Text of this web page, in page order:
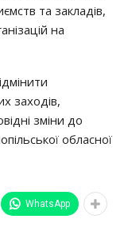
та закладів,
на
заходів,
зміни до
обласної
WhatsApp